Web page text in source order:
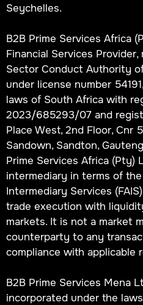
Seychelles.
B2B Prime Services Africa
Financial Services
Sector Conduct Authority
under license number
laws of South Africa with
2023/685293/07 and
Place West, 2nd Floor, Cnr
Sandown, Sandton,
Prime Services Africa (Pty)
intermediary in terms of
Intermediary Services
trade execution with
markets. It is not a market
counterparty to any
compliance with applicable
B2B Prime Services Mena
incorporated under the